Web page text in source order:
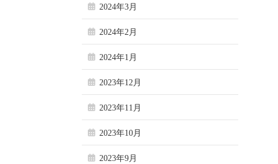
2024年3月
2024年2月
2024年1月
2023年12月
2023年11月
2023年10月
2023年9月